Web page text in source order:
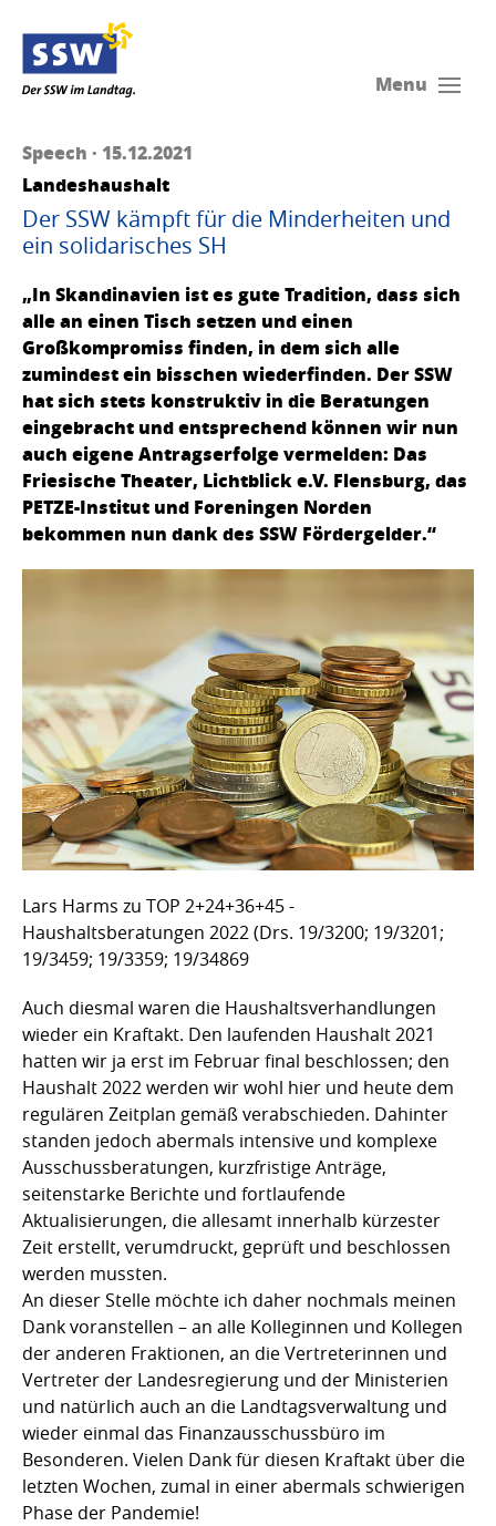
Menu
Speech · 15.12.2021
Landeshaushalt
Der SSW kämpft für die Minderheiten und
ein solidarisches SH
„In Skandinavien ist es gute Tradition, dass sich
alle an einen Tisch setzen und einen
Großkompromiss finden, in dem sich alle
zumindest ein bisschen wiederfinden. Der SSW
hat sich stets konstruktiv in die Beratungen
eingebracht und entsprechend können wir nun
auch eigene Antragserfolge vermelden: Das
Friesische Theater, Lichtblick e.V. Flensburg, das
PETZE-Institut und Foreningen Norden
bekommen nun dank des SSW Fördergelder.“
Lars Harms zu TOP 2+24+36+45 -
Haushaltsberatungen 2022 (Drs. 19/3200; 19/3201;
19/3459; 19/3359; 19/34869
Auch diesmal waren die Haushaltsverhandlungen
wieder ein Kraftakt. Den laufenden Haushalt 2021
hatten wir ja erst im Februar final beschlossen; den
Haushalt 2022 werden wir wohl hier und heute dem
regulären Zeitplan gemäß verabschieden. Dahinter
standen jedoch abermals intensive und komplexe
Ausschussberatungen, kurzfristige Anträge,
seitenstarke Berichte und fortlaufende
Aktualisierungen, die allesamt innerhalb kürzester
Zeit erstellt, verumdruckt, geprüft und beschlossen
werden mussten.
An dieser Stelle möchte ich daher nochmals meinen
Dank voranstellen – an alle Kolleginnen und Kollegen
der anderen Fraktionen, an die Vertreterinnen und
Vertreter der Landesregierung und der Ministerien
und natürlich auch an die Landtagsverwaltung und
wieder einmal das Finanzausschussbüro im
Besonderen. Vielen Dank für diesen Kraftakt über die
letzten Wochen, zumal in einer abermals schwierigen
Phase der Pandemie!